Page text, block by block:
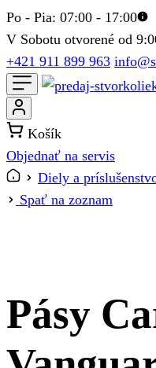
Po - Pia: 07:00 - 17:00
V Sobotu otvorené od
+421 911 899 963
Košík
Objednať na servis
Diely a
Spať na zoznam
Pásy